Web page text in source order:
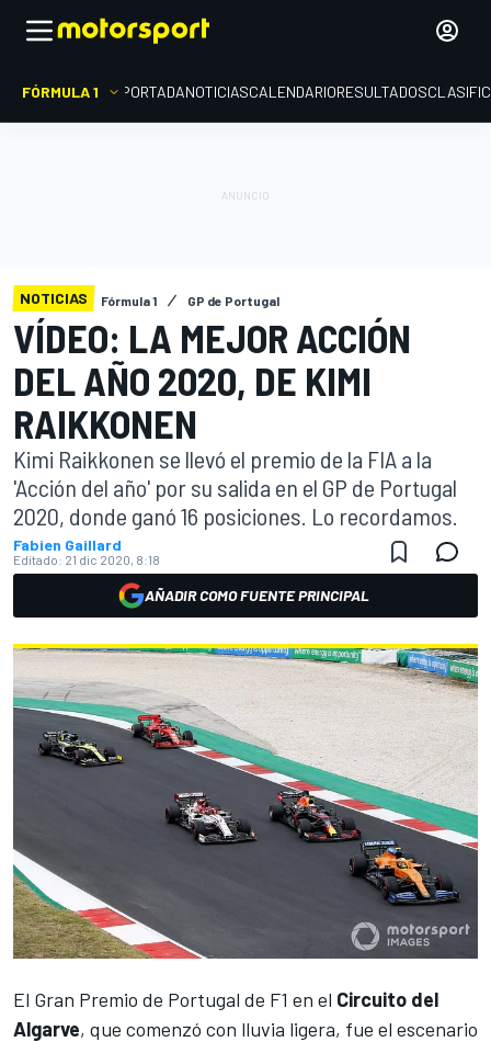
FÓRMULA 1 PORTADANOTICIASCALENDARIORESULTADOS
NOTICIAS Fórmula 1 GP de Portugal
VÍDEO: LA MEJOR ACCIÓN
DEL AÑO 2020, DE KIMI
RAIKKONEN
Kimi Raikkonen se llevó el premio de la FIA a la
'Acción del año' por su salida en el GP de Portugal
2020, donde ganó 16 posiciones. Lo recordamos.
Fabien Gaillard
Editado: 21 dic 2020, 8:18
AÑADIR COMO FUENTE PRINCIPAL
El Gran Premio de Portugal de F1 en el Circuito del
Algarve, que comenzó con lluvia ligera, fue el escenario